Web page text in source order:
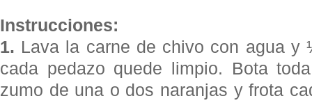
Instrucciones:
1. Lava la carne de chivo con agua
cada pedazo quede limpio. Bota
zumo de una o dos naranjas y frota